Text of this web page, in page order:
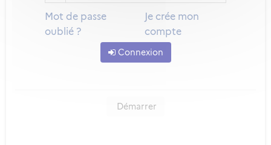
Mot de passe
oublié ?
Je crée mon
compte
Connexion
Démarrer